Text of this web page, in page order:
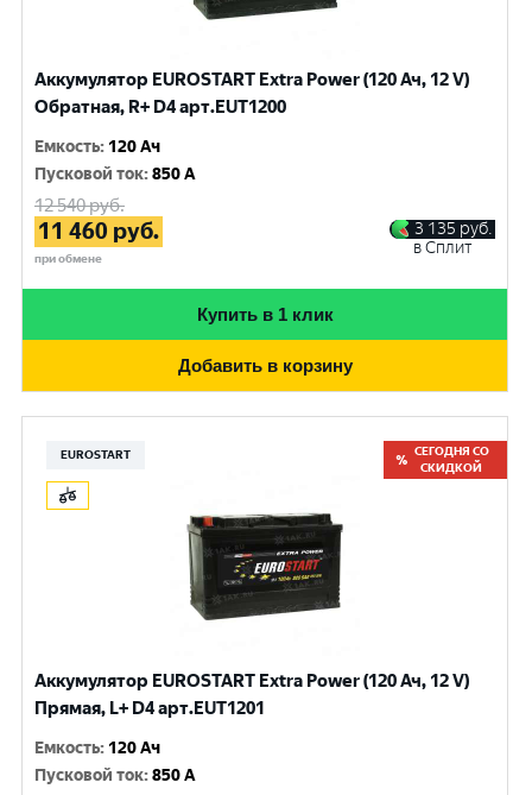
Аккумулятор EUROSTART Extra Power (120 Ач, 12 V)
Обратная, R+ D4 арт.EUT1200
Емкость: 120 Ач
Пусковой ток:850 A
12 540руб.
11 460 руб.
при обмене
3 135 руб.
в Сплит
Купить в 1 клик
Добавить в корзину
EUROSTART
СЕГОДНЯ СО
СКИДКОЙ
Аккумулятор EUROSTART Extra Power (120 Ач, 12 V)
Прямая, L+ D4 арт.EUT1201
Емкость: 120 Ач
Пусковой ток:850 A